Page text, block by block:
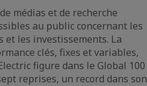
médias et de recherche
au public concernant les
et les investissements. La
clés, fixes et variables,
figure dans le Global 100
reprises, un record dans son